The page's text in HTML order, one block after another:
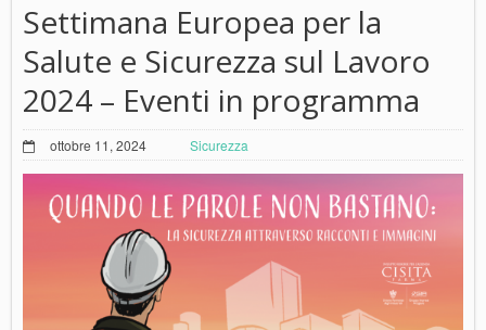
Settimana Europea per la
Salute e Sicurezza sul Lavoro
2024 – Eventi in programma
ottobre 11, 2024 Sicurezza